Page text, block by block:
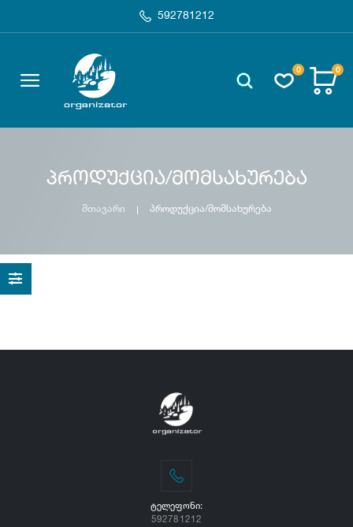
592781212
0 0
პროდუქცია/მომსახურება
მთავარი პროდუქცია/მომსახურება
ᲢᲔᲚᲔᲤᲝᲜᲘ:
592781212